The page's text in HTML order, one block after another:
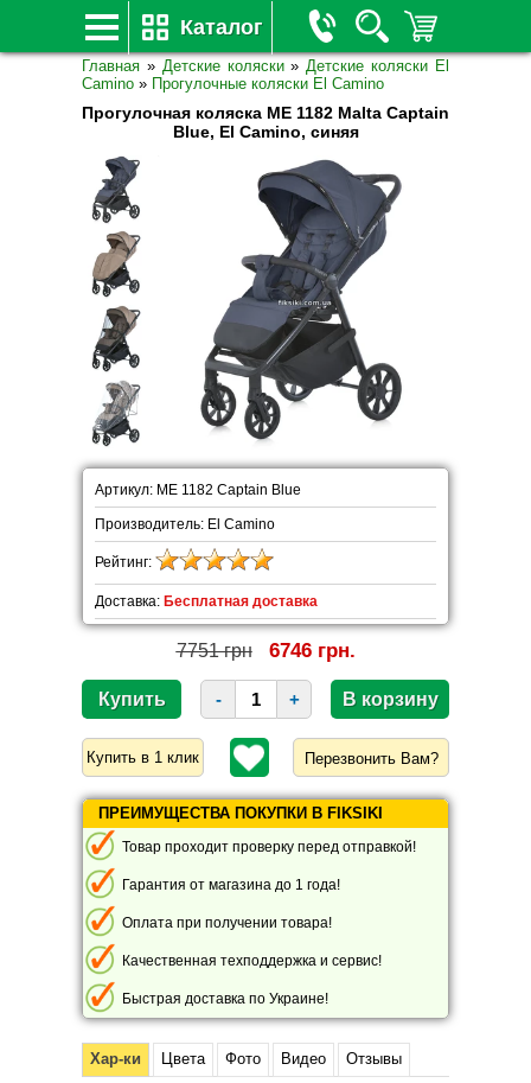
Каталог
Главная » Детские коляски »Детские коляски El
Camino » Прогулочные коляски El Camino
Прогулочная коляска ME 1182 Malta Captain
Blue, El Camino, синяя
Артикул: ME 1182 Captain Blue
Производитель: El Camino
Рейтинг:
Доставка: Бесплатная доставка
7751 грн 6746 грн.
- +
Перезвонить Вам?
ПРЕИМУЩЕСТВА ПОКУПКИ В FIKSIKI
Товар проходит проверку перед отправкой!
Гарантия от магазина до 1 года!
Оплата при получении товара!
Качественная техподдержка и сервис!
Быстрая доставка по Украине!
Хар-ки Цвета Фото Видео Отзывы